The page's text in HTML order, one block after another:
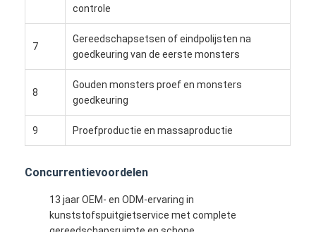
Gevallen
Ga Nu Praten.
Injectie het Vormen de Diensten
De plastic Injectie het Vormen Dienst
Het dubbele Geschotene Injectie Vormen
precisieinjectie het vormen
controle
7
Gereedschapsetsen of eindpolijsten na
goedkeuring van de eerste monsters
8
Gouden monsters proef en monsters
goedkeuring
9 Proefproductie en massaproductie
Concurrentievoordelen
13 jaar OEM- en ODM-ervaring in
kunststofspuitgietservice met complete